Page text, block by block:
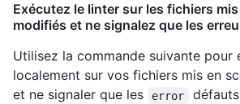
Exécutez le linter sur les fichiers
modifiés et ne signalez que les
Utilisez la commande suivante pour
localement sur vos fichiers mis en
et ne signaler que les
error